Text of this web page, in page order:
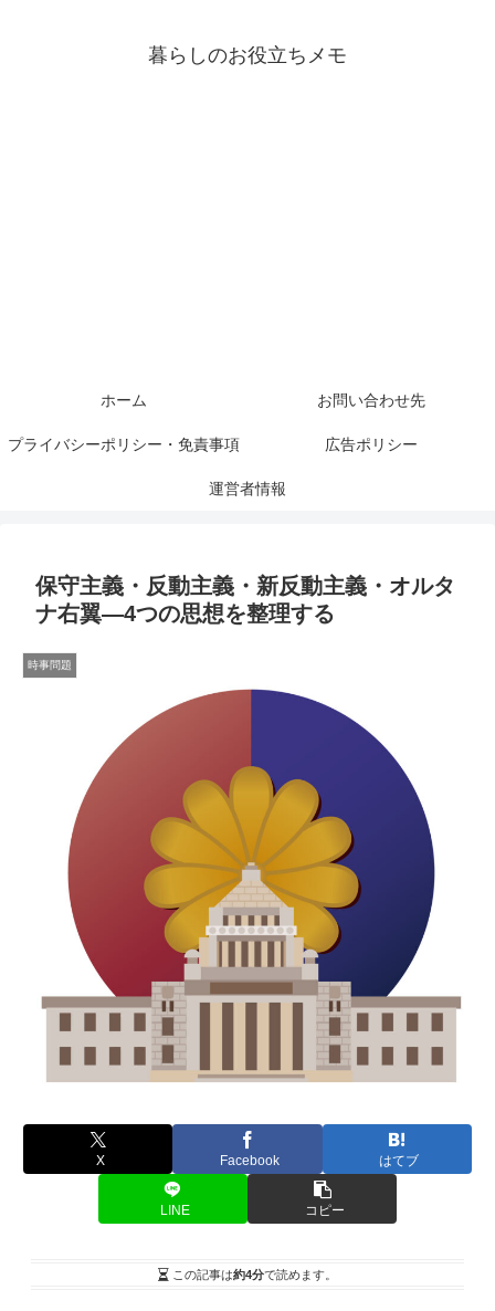
暮らしのお役立ちメモ
ホーム お問い合わせ先
プライバシーポリシー・免責事項 広告ポリシー
運営者情報
保守主義・反動主義・新反動主義・オルタ
ナ右翼―4つの思想を整理する
時事問題
X Facebook はてブ
LINE コピー
この記事は約4分で読めます。